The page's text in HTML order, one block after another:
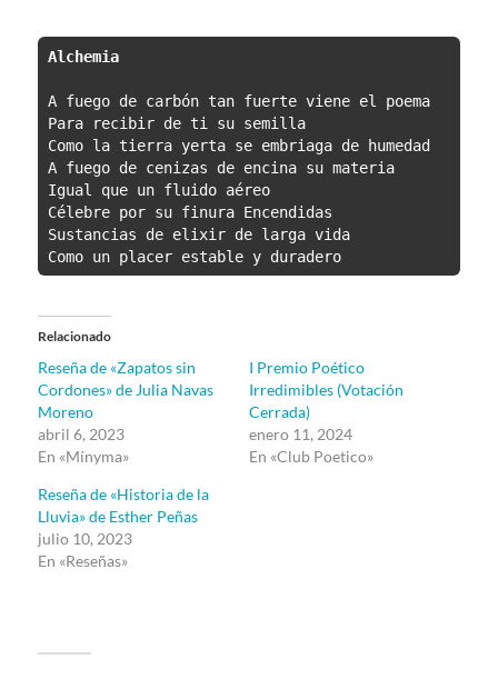
Alchemia
A fuego de carbón tan fuerte viene el poema
Para recibir de ti su semilla
Como la tierra yerta se embriaga de humedad
A fuego de cenizas de encina su materia
Igual que un fluido aéreo
Célebre por su finura Encendidas
Sustancias de elixir de larga vida
Como un placer estable y duradero
Relacionado
Reseña de «Zapatos sin
Cordones» de Julia Navas
Moreno
abril 6, 2023
En «Mínyma»
I Premio Poético
Irredimibles (Votación
Cerrada)
enero 11, 2024
En «Club Poetico»
Reseña de «Historia de la
Lluvia» de Esther Peñas
julio 10, 2023
En «Reseñas»